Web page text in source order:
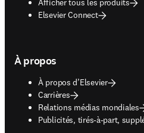
Afficher tous les produits
Elsevier Connect
À propos
À propos d’Elsevier
Carrières
Relations médias mondiales
Publicités, tirés-à-part,
opens in new tab/window